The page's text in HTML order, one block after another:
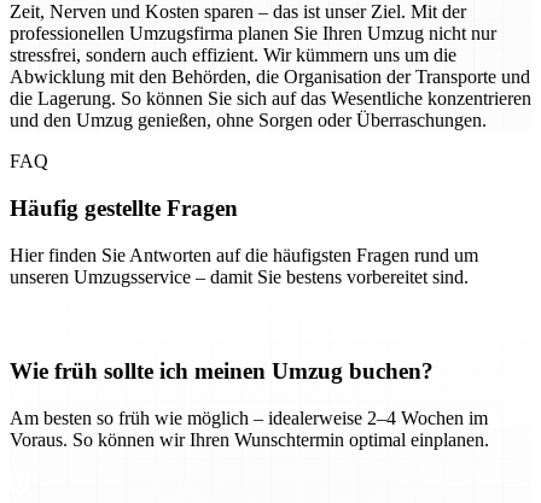
Zeit, Nerven und Kosten sparen – das ist unser Ziel. Mit der
professionellen Umzugsfirma planen Sie Ihren Umzug nicht nur
stressfrei, sondern auch effizient. Wir kümmern uns um die
Abwicklung mit den Behörden, die Organisation der Transporte und
die Lagerung. So können Sie sich auf das Wesentliche konzentrieren
und den Umzug genießen, ohne Sorgen oder Überraschungen.
FAQ
Häufig gestellte Fragen
Hier finden Sie Antworten auf die häufigsten Fragen rund um
unseren Umzugsservice – damit Sie bestens vorbereitet sind.
Wie früh sollte ich meinen Umzug buchen?
Am besten so früh wie möglich – idealerweise 2–4 Wochen im
Voraus. So können wir Ihren Wunschtermin optimal einplanen.